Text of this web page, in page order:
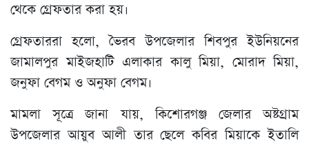
থেকে গ্রেফতার করা হয়।
গ্রেফতাররা হলো, ভৈরব উপজেলার শিবপুর ইউনিয়নের
জামালপুর মাইজহাটি এলাকার কালু মিয়া, মোরাদ মিয়া,
জনুফা বেগম ও অনুফা বেগম।
মামলা সূত্রে জানা যায়, কিশোরগঞ্জ জেলার অষ্টগ্রাম
উপজেলার আয়ুব আলী তার ছেলে কবির মিয়াকে ইতালি